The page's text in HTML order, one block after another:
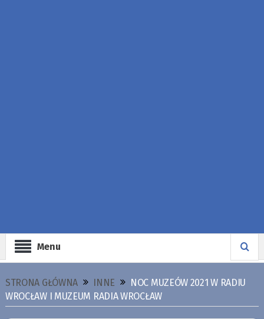
Menu
STRONA GŁÓWNA INNE
NOC MUZEÓW 2021 W RADIU
WROCŁAW I MUZEUM RADIA WROCŁAW